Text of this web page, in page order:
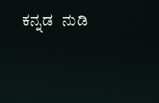
ಕನ್ನಡ ನುಡಿ